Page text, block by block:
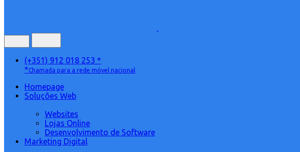
(+351) 912 018 253 *
*Chamada para a rede móvel nacional
Homepage
Soluções Web
Websites
Lojas Online
Desenvolvimento de Software
Marketing Digital